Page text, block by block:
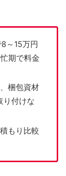
～15万円
期で料金
梱包資材
り付けな
もり比較